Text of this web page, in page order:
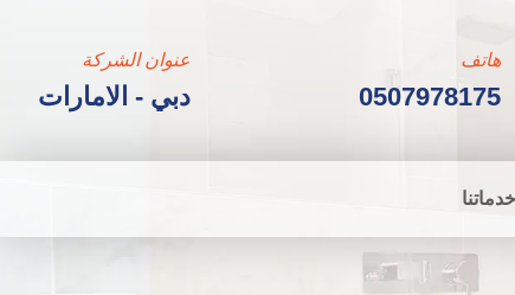
عنوان الشركة
دبي - الامارات
هاتف
0507978175
خدماتنا